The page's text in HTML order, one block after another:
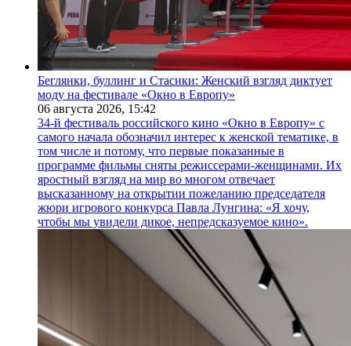
Беглянки, буллинг и Стасики: Женский взгляд диктует
моду на фестивале «Окно в Европу»
06 августа 2026, 15:42
34-й фестиваль российского кино «Окно в Европу» с
самого начала обозначил интерес к женской тематике, в
том числе и потому, что первые показанные в
программе фильмы сняты режиссерами-женщинами. Их
яростный взгляд на мир во многом отвечает
высказанному на открытии пожеланию председателя
жюри игрового конкурса Павла Лунгина: «Я хочу,
чтобы мы увидели дикое, непредсказуемое кино».